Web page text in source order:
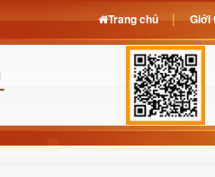
Trang chủ Giới